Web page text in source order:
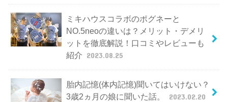
ミキハウスコラボのポグネーと
NO.5neoの違いは？メリット・デメリ
ットを徹底解説！口コミやレビューも
紹介 2023.08.25
胎内記憶(体内記憶)聞いてはいけない？
3歳2ヵ月の娘に聞いた話。
2023.02.20